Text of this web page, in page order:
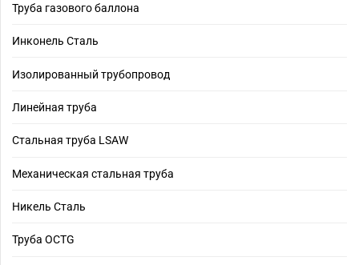
Труба газового баллона
Инконель Сталь
Изолированный трубопровод
Линейная труба
Стальная труба LSAW
Механическая стальная труба
Никель Сталь
Труба OCTG